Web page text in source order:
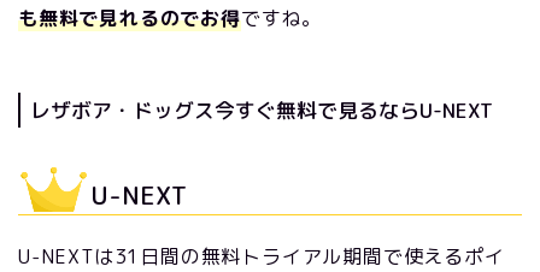
も無料で見れるのでお得ですね。
レザボア・ドッグス今すぐ無料で見るならU-NEXT
U-NEXT
U-NEXTは31日間の無料トライアル期間で使えるポイ